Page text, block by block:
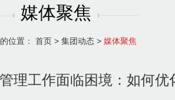
媒体聚焦
位置： 首页 > 集团动态 > 媒体聚焦
理工作面临困境：如何优